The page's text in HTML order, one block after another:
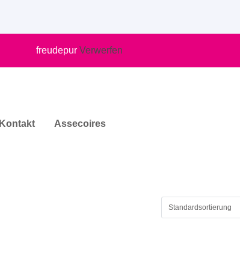
freudepur Verwerfen
Kontakt Assecoires